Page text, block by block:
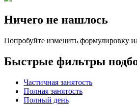
Ничего не нашлось
Попробуйте изменить формулировку
Быстрые фильтры
Частичная занятость
Полная занятость
Полный день